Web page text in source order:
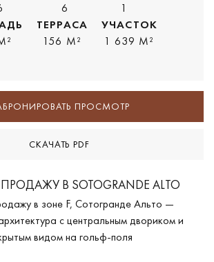
6
1
ТЕРРАСА
156 M²
УЧАСТОК
1 639 M²
ПРОСМОТР
СКАЧАТЬ PDF
В SOTOGRANDE ALTO
в зоне F, Сотогранде Альто —
с центральным двориком и
видом на гольф-поля